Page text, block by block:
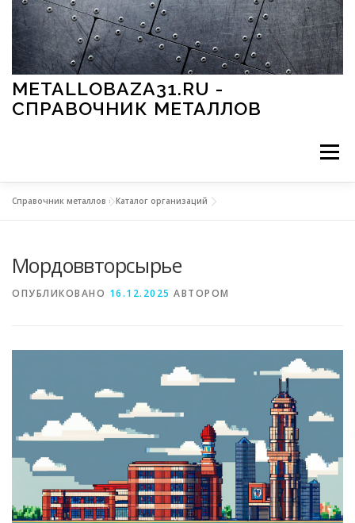
Перейти к содержимому
METALLOBAZA31.RU -
СПРАВОЧНИК МЕТАЛЛОВ
Меню
МЕТАЛЛЫ И ОКРУЖАЮЩАЯ СРЕДА
СВОЙСТВА МЕТАЛЛОВ СОРТА МЕТАЛЛОВ
Справочник металлов »Каталог организаций
Мордоввторсырье
ОПУБЛИКОВАНО 16.12.2025 АВТОРОМ